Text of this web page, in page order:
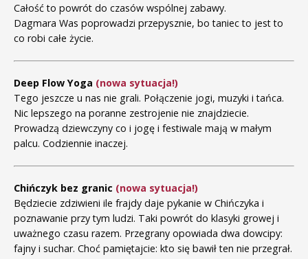
Całość to powrót do czasów wspólnej zabawy.
Dagmara Was poprowadzi przepysznie, bo taniec to jest to
co robi całe życie.
Deep Flow Yoga (nowa sytuacja!)
Tego jeszcze u nas nie grali. Połączenie jogi, muzyki i tańca.
Nic lepszego na poranne zestrojenie nie znajdziecie.
Prowadzą dziewczyny co i jogę i festiwale mają w małym
palcu. Codziennie inaczej.
Chińczyk bez granic (nowa sytuacja!)
Będziecie zdziwieni ile frajdy daje pykanie w Chińczyka i
poznawanie przy tym ludzi. Taki powrót do klasyki growej i
uważnego czasu razem. Przegrany opowiada dwa dowcipy:
fajny i suchar. Choć pamiętajcie: kto się bawił ten nie przegrał.